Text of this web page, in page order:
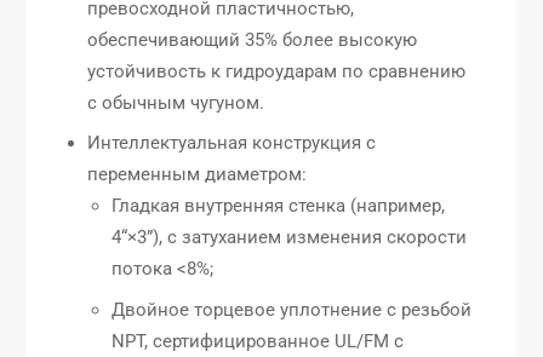
превосходной пластичностью,
обеспечивающий 35% более высокую
устойчивость к гидроударам по сравнению
с обычным чугуном.
Интеллектуальная конструкция с
переменным диаметром:
Гладкая внутренняя стенка (например,
4“×3”), с затуханием изменения скорости
потока <8%;
Двойное торцевое уплотнение с резьбой
NPT, сертифицированное UL/FM с